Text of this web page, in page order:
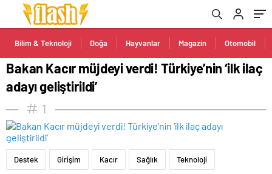
Bilim & Teknoloji Doğa Hayvanlar Magazin Otomobil
Bakan Kacır müjdeyi verdi! Türkiye’nin ‘ilk ilaç
adayı geliştirildi’
1
Destek Girişim Kacır Sağlık Teknoloji